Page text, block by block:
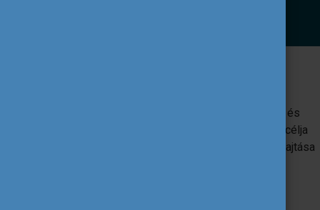
Az EU oktatást, képzést, ifjúságügyet és
sportot támogató programja. Egyik fő célja
az uniós ifjúsági szakpolitikák végrehajtása